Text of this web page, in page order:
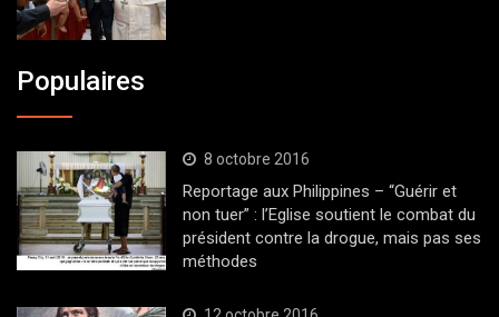
Populaires
8 octobre 2016
Reportage aux Philippines – “Guérir et
non tuer” : l’Eglise soutient le combat du
président contre la drogue, mais pas ses
méthodes